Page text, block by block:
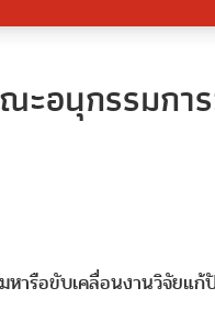
อนุกรรมกา
ารือขับเคลื่อนงานวิจัยแ